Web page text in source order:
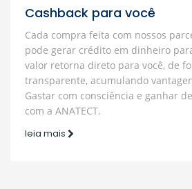
Cashback para você
Cada compra feita com nossos
pode gerar crédito em dinheiro
valor retorna direto para você, de
transparente, acumulando
Gastar com consciência e ganhar
com a ANATECT.
leia mais